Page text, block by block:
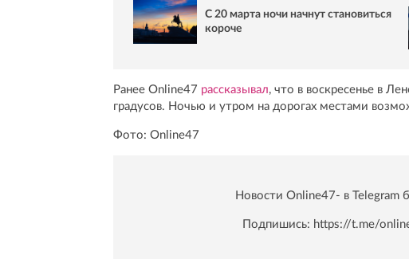
С 20 марта ночи начнут становиться
короче
Ранее Online47 рассказывал, что в воскресенье в
градусов. Ночью и утром на дорогах местами
Фото: Online47
Новости Online47- в Telegram
Подпишись: https://t.me/